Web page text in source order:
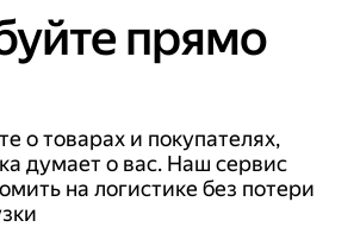
прямо
о товарах и покупателях,
думает о вас. Наш сервис
на логистике без потери